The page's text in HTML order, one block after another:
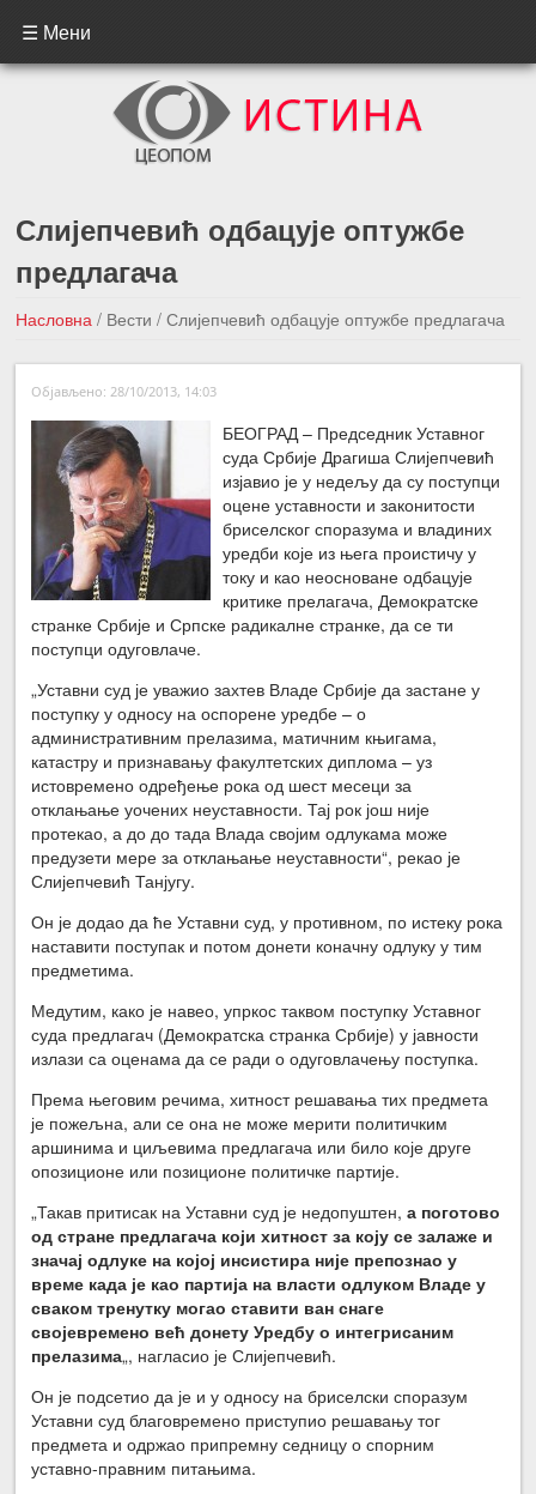
☰ Мени
Слијепчевић одбацује оптужбе
предлагача
Насловна / Вести/ Слијепчевић одбацује оптужбе предлагача
←Претходна вест
Следећа вест →
Објављено: 28/10/2013, 14:03
БЕОГРАД – Председник Уставног
суда Србије Драгиша Слијепчевић
изјавио јеу недељу да су поступци
оцене уставности и законитости
бриселског споразума и владиних
уредби које из њега проистичу у
току и као неосноване одбацује
критике прелагача, Демократске
странке Србије и Српске радикалне странке, да се ти
поступци одуговлаче.
„Уставни суд је уважио захтев Владе Србије да застане у
поступку у односу на оспорене уредбе – о
административним прелазима, матичним књигама,
катастру и признавању факултетских диплома – уз
истовремено одређење рока од шест месеци за
отклањање уочених неуставности. Тај рок још није
протекао, а до до тада Влада својим одлукама може
предузети мере за отклањање неуставности“, рекао је
Слијепчевић Танјугу.
Он је додао да ће Уставни суд, у противном, по истеку рока
наставити поступак и потом донети коначну одлуку у тим
предметима.
Медутим, како је навео, упркос таквом поступку Уставног
суда предлагач (Демократска странка Србије) у јавности
излази са оценама да се ради о одуговлачењу поступка.
Према његовим речима, хитност решавања тих предмета
је пожељна, али се она не може мерити политичким
аршинима и циљевима предлагача или било које друге
опозиционе или позиционе политичке партије.
„Такав притисак на Уставни суд је недопуштен,а поготово
од стране предлагача који хитност за коју се залаже и
значај одлуке на којој инсистира није препознао у
време када је као партија на власти одлуком Владе у
сваком тренутку могао ставити ван снаге
својевремено већ донету Уредбу о интегрисаним
прелазима„, нагласио је Слијепчевић.
Он је подсетио да је и у односу на бриселски споразум
Уставни суд благовремено приступио решавању тог
предмета и одржао припремну седницу о спорним
уставно-правним питањима.